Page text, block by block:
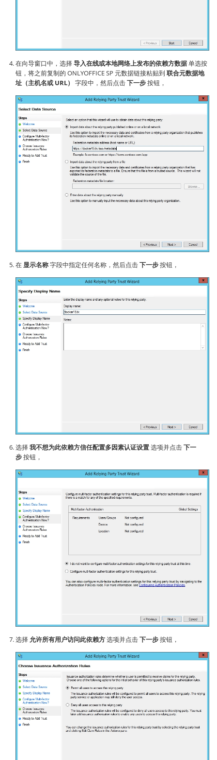
在向导窗口中，选择导入在线或本地网络上发布的依赖方数据单选按
钮，将之前复制的 ONLYOFFICE SP 元数据链接粘贴到 联合元数据地
址（主机名或 URL）
字段中，然后点击下一步按钮，
在显示名称字段中指定任何名称，然后点击下一步按钮，
选择我不想为此依赖方信任配置多因素认证设置选项并点击下一
步按钮，
选择 允许所有用户访问此依赖方选项并点击下一步按钮，